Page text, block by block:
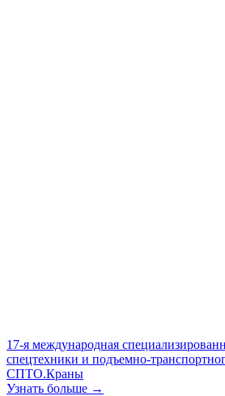
17-я международная
спецтехники и подъемно-
СПТО.Краны
Узнать больше →